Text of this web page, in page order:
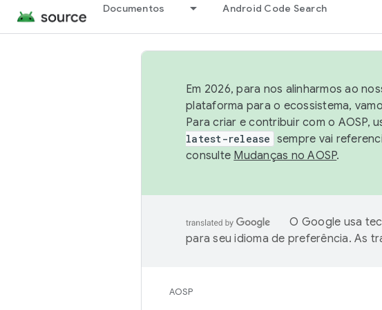
Documentos Android Code Search
Em 2026, para nos alinharmos ao
plataforma para o ecossistema,
Para criar e contribuir com o AOSP,
latest-release sempre vai
consulte Mudanças no AOSP.
O Google usa
para seu idioma de preferência. As
AOSP